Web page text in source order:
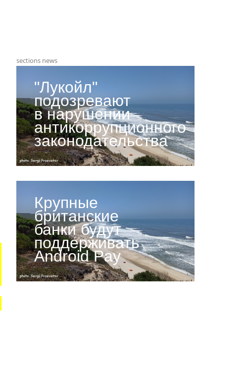
sections news
"Лукойл"
подозревают
в нарушении
антикоррупционного
законодательства
Крупные
британские
банки будут
поддерживать
Android Pay